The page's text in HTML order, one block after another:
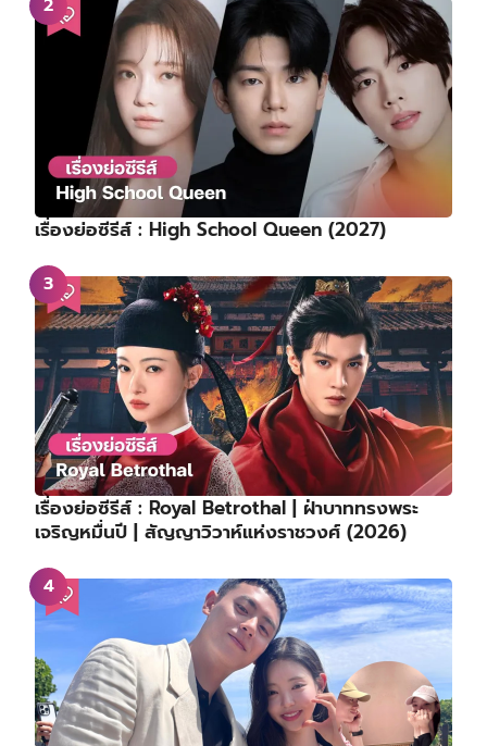
เรื่องย่อซีรีส์ : High School Queen (2027)
เรื่องย่อซีรีส์ : Royal Betrothal | ฝ่าบาททรงพระ
เจริญหมื่นปี | สัญญาวิวาห์แห่งราชวงศ์ (2026)